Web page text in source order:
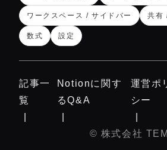
ワークスペース / サイドバー 共有
数式 設定
記事一
覧
Notionに関す
るQ&A
運営ポ
シー
©︎ 株式会社